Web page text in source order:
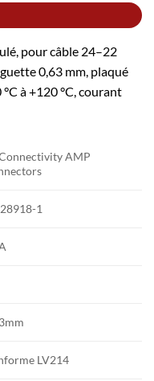
pour câble 24–22
0,63 mm, plaqué
à +120 °C, courant
AMP
1
LV214